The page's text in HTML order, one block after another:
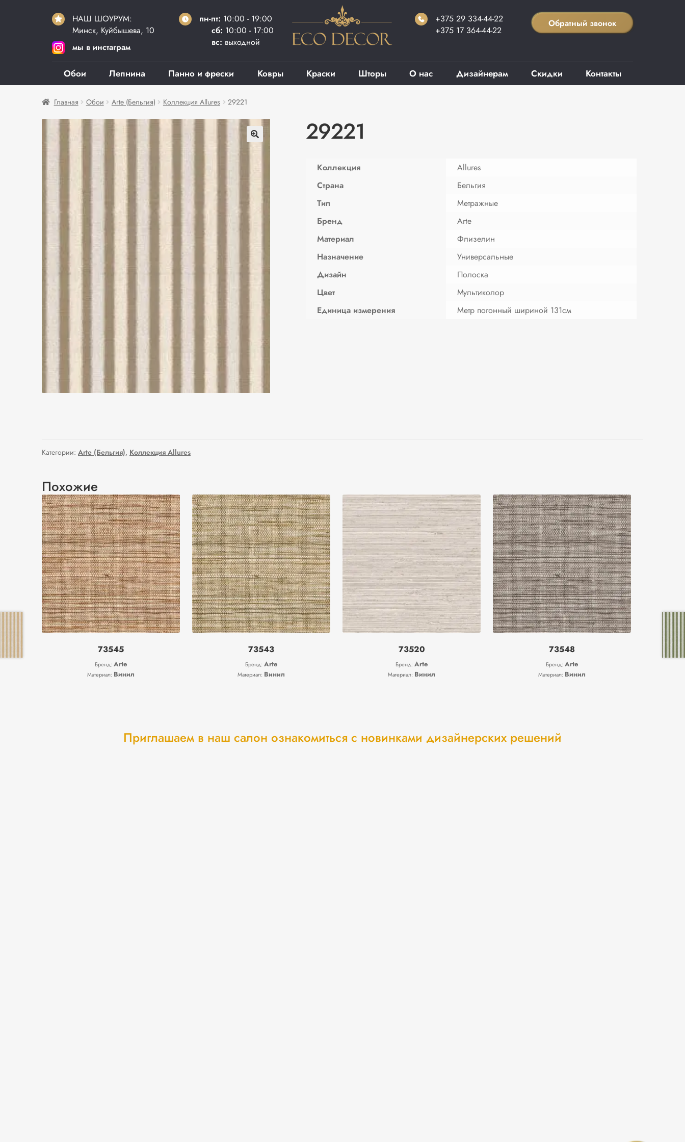
НАШ ШОУРУМ:
Минск, Куйбышева, 10
мы в инстаграм
пн-пт: 10:00 - 19:00
сб: 10:00 - 17:00
вс: выходной
+375 29 334-44-22
+375 17 364-44-22
Обратный звонок
Обои Лепнина Панно и фрески Ковры Краски Шторы О нас Дизайнерам Скидки Контакты
Главная Обои Arte (Бельгия) Коллекция Allures 29221
Категории: Arte (Бельгия), Коллекция Allures
29221
Коллекция
Allures
Страна
Бельгия
Тип
Метражные
Бренд
Arte
Материал
Флизелин
Назначение
Универсальные
Дизайн
Полоска
Цвет
Мультиколор
Единица измерения
Метр погонный шириной 131см
Похожие
73545
Бренд:Arte
Материал: Винил
73543
Бренд:Arte
Материал: Винил
73520
Бренд:Arte
Материал: Винил
73548
Бренд:Arte
Материал: Винил
Приглашаем в наш салон ознакомиться с новинками дизайнерских решений